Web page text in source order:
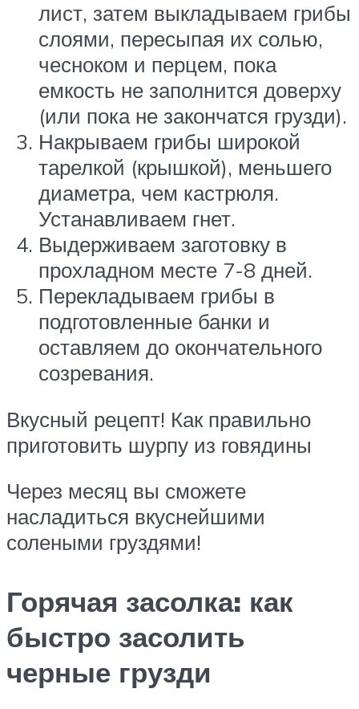
лист, затем выкладываем грибы
слоями, пересыпая их солью,
чесноком и перцем, пока
емкость не заполнится доверху
(или пока не закончатся грузди).
Накрываем грибы широкой
тарелкой (крышкой), меньшего
диаметра, чем кастрюля.
Устанавливаем гнет.
Выдерживаем заготовку в
прохладном месте 7-8 дней.
Перекладываем грибы в
подготовленные банки и
оставляем до окончательного
созревания.
Вкусный рецепт! Как правильно
приготовить шурпу из говядины
Через месяц вы сможете
насладиться вкуснейшими
солеными груздями!
Горячая засолка: как
быстро засолить
черные грузди